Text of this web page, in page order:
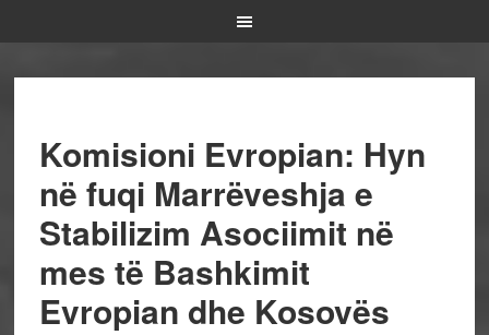
Komisioni Evropian: Hyn
në fuqi Marrëveshja e
Stabilizim Asociimit në
mes të Bashkimit
Evropian dhe Kosovës